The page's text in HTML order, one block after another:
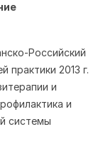
Российский
практики 2013 г.
и
и
системы